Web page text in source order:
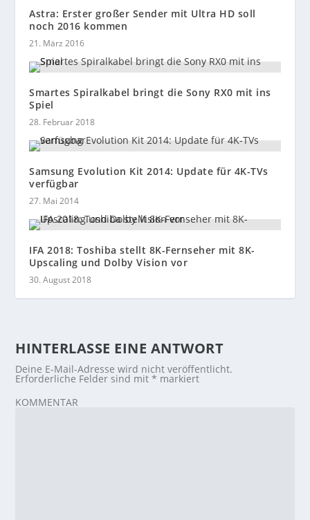
Astra: Erster großer Sender mit Ultra HD soll
noch 2016 kommen
21. März 2016
Smartes Spiralkabel bringt die Sony RX0 mit ins
Spiel
28. Februar 2018
Samsung Evolution Kit 2014: Update für 4K-TVs
verfügbar
27. Mai 2014
IFA 2018: Toshiba stellt 8K-Fernseher mit 8K-
Upscaling und Dolby Vision vor
30. August 2018
HINTERLASSE EINE ANTWORT
Deine E-Mail-Adresse wird nicht veröffentlicht.
Erforderliche Felder sind mit* markiert
KOMMENTAR